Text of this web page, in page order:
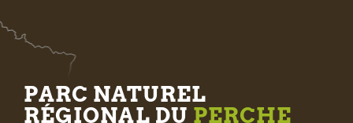
PARC NATUREL
RÉGIONAL DU PERCHE